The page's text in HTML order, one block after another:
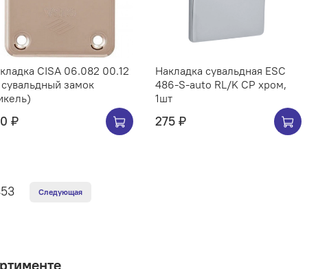
CISA 06.082 00.12
замок
₽
Накладка сувальдная ESC
486-S-auto RL/K CP хром,
1шт
275 ₽
Следующая